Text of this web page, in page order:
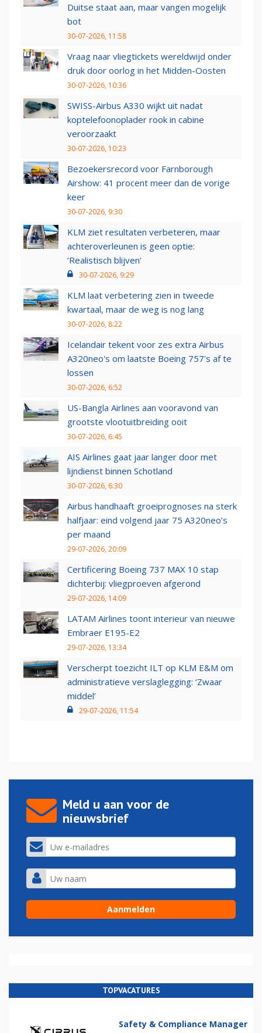
Duitse staat aan, maar vangen mogelijk
bot
30-07-2026, 11:58
Vraag naar vliegtickets wereldwijd onder
druk door oorlog in het Midden-Oosten
30-07-2026, 10:36
SWISS-Airbus A330 wijkt uit nadat
koptelefoonoplader rook in cabine
veroorzaakt
30-07-2026, 10:23
Bezoekersrecord voor Farnborough
Airshow: 41 procent meer dan de vorige
keer
30-07-2026, 9:30
KLM ziet resultaten verbeteren, maar
achteroverleunen is geen optie:
‘Realistisch blijven’
30-07-2026, 9:29
KLM laat verbetering zien in tweede
kwartaal, maar de weg is nog lang
30-07-2026, 8:22
Icelandair tekent voor zes extra Airbus
A320neo's om laatste Boeing 757's af te
lossen
30-07-2026, 6:52
US-Bangla Airlines aan vooravond van
grootste vlootuitbreiding ooit
30-07-2026, 6:45
AIS Airlines gaat jaar langer door met
lijndienst binnen Schotland
30-07-2026, 6:30
Airbus handhaaft groeiprognoses na sterk
halfjaar: eind volgend jaar 75 A320neo’s
per maand
29-07-2026, 20:09
Certificering Boeing 737 MAX 10 stap
dichterbij: vliegproeven afgerond
29-07-2026, 14:09
LATAM Airlines toont interieur van nieuwe
Embraer E195-E2
29-07-2026, 13:34
Verscherpt toezicht ILT op KLM E&M om
administratieve verslaglegging: ‘Zwaar
middel’
29-07-2026, 11:54
Meld u aan voor de
nieuwsbrief
TOPVACATURES
Safety & Compliance Manager